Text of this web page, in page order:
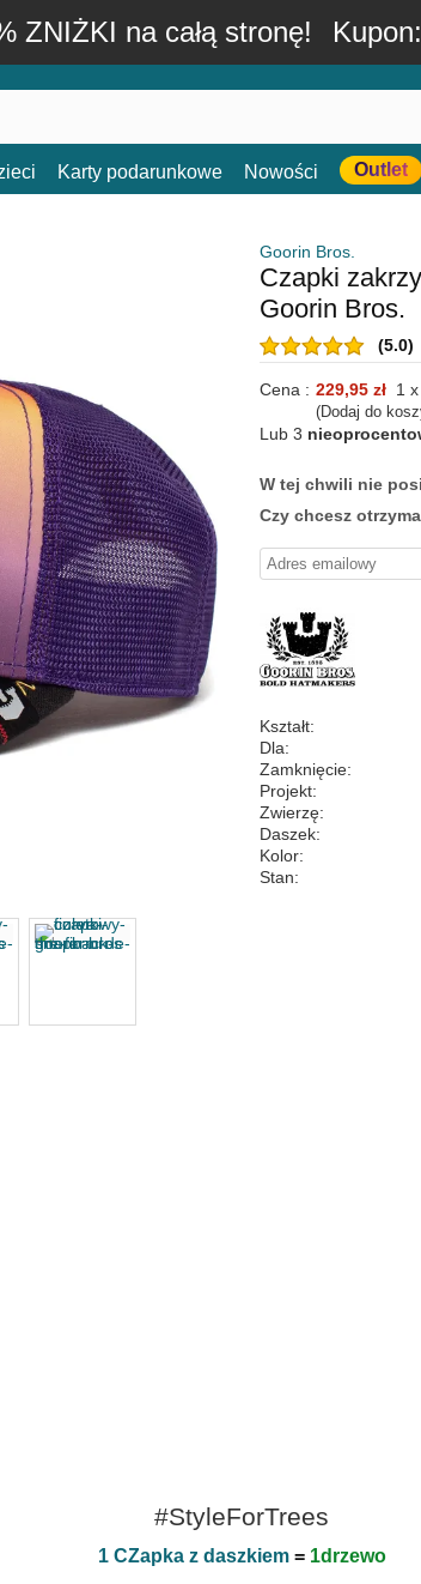
ZNIŻKI na całą stronę! Kupon:
Karty podarunkowe Nowości Outlet
Goorin Bros.
Czapki
Goorin Bros.
(5.0)
Cena : 229,95 zł 1
(Dodaj do
Lub 3
W tej chwili nie
Czy chcesz
Kształt:
Dla:
Zamknięcie:
Projekt:
Zwierzę:
Daszek:
Kolor:
Stan:
#StyleForTrees
1 CZapka z daszkiem= 1drzewo